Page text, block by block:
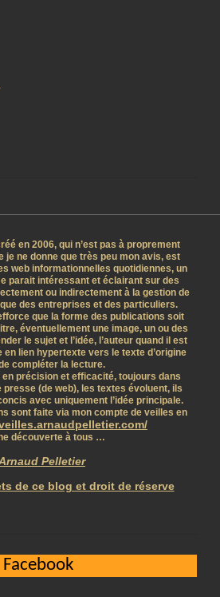
en 2006, qui n’est pas à proprement
je ne donne que très peu mon avis, est
web informationnelles quotidiennes, un
parait intéressant et éclairant sur des
ou indirectement à la gestion de
des entreprises et des particuliers.
que la forme des publications soit
éventuellement une image, un ou des
le sujet et l’idée, l’auteur quand il est
en lien hypertexte vers le texte d’origine
compléter la lecture.
en précision et efficacité, toujours dans
presse (de web), les textes évoluent, ils
avec uniquement l’idée principale.
sont faite via mon compte de veilles en
découverte à tous …
Pelletier
de ce blog et droit de réserve
Facebook